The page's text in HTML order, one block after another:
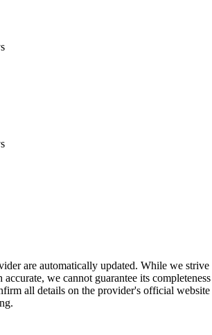
are automatically updated. While we strive
we cannot guarantee its completeness
all details on the provider's official website